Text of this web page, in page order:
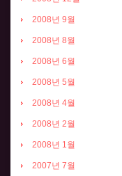
2008년 9월
2008년 8월
2008년 6월
2008년 5월
2008년 4월
2008년 2월
2008년 1월
2007년 7월